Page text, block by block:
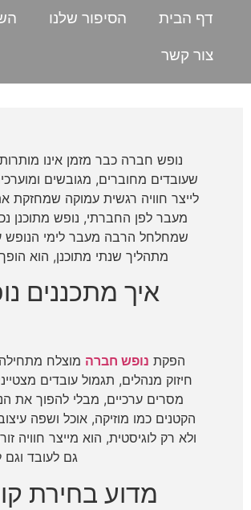
דף הבית הסיפור שלנו
צור קשר
נופש חברה כבר מזמן אינו
שעובדים מחוברים, מגובשים
לייצר חוויה רגשית עמוקה שמחזקת
מעבר לפן החברתי, נופש מתוכנן
שמחלחל הרבה מעבר לימי הנופש
מתהליך שנתי מתוכנן, הוא
איך מתכננים
הפקת נופש חברה מוצלח
חיזוק מנהלים, תגמול עובדים
מסרים ערכיים, מבלי להפוך את
הקטנים כמו מוזיקה, אוכל ושפה
ולא רק לוגיסטית, הוא מייצר חוויה
גם לעובד וגם
מדוע בחירת